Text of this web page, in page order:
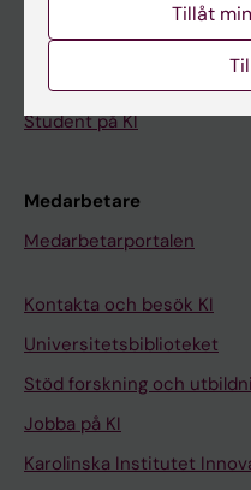
Studentmejlen
Kurs- och programwebbar
Student på KI
Medarbetare
Medarbetarportalen
Kontakta och besök KI
Universitetsbiblioteket
Stöd forskning och
Jobba på KI
Karolinska Institutet
Tillåt